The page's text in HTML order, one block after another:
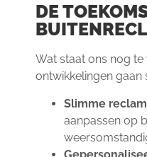
DE
Wat staat ons nog te
ontwikkelingen gaan
Slimme
aanpassen op